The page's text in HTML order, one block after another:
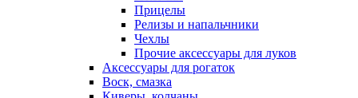
Прицелы
Релизы и напальчники
Чехлы
Прочие аксессуары для луков
Аксессуары для рогаток
Воск, смазка